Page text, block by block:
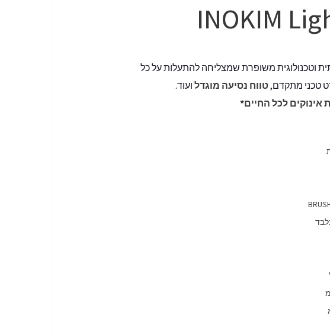
וטכנולוגית משופרת שמצליחה להתעלות על כל
טכני מתקדם,טווח נסיעה מוגדל ועוד.
אינוקים לכל החיים*